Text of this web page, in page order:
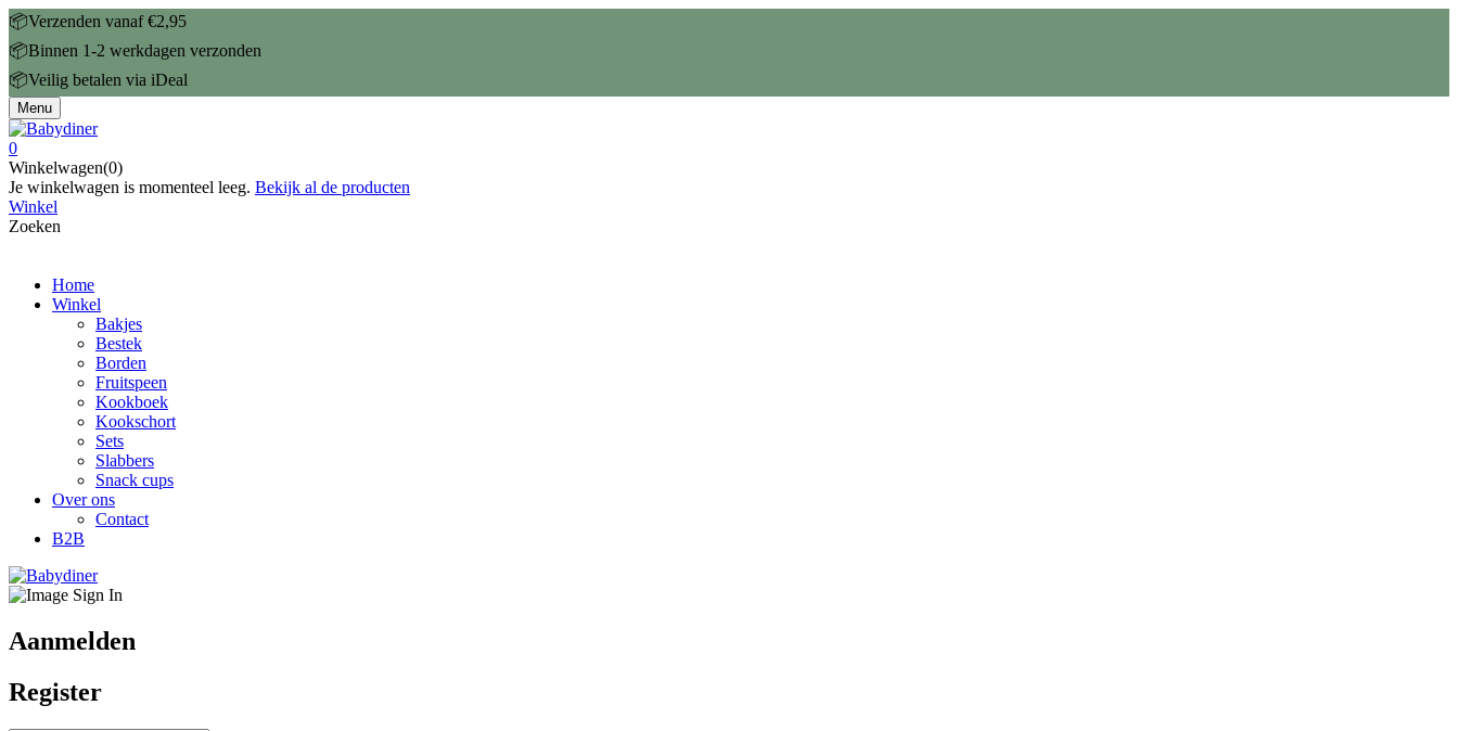
📦Verzenden vanaf €2,95
📦Binnen 1-2 werkdagen verzonden
📦Veilig betalen via iDeal
Menu
0
Winkelwagen(0)
Je winkelwagen is momenteel leeg. Bekijk al de producten
Winkel
Zoeken
Home
Winkel
Bakjes
Bestek
Borden
Fruitspeen
Kookboek
Kookschort
Sets
Slabbers
Snack cups
Over ons
Contact
B2B
Aanmelden
Register